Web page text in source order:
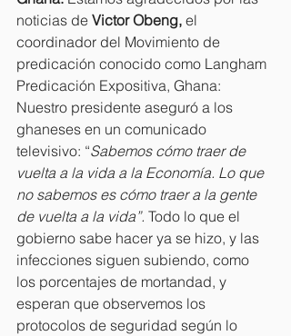
noticias de Victor Obeng, el
coordinador del Movimiento de
predicación conocido como Langham
Predicación Expositiva, Ghana:
Nuestro presidente aseguró a los
ghaneses en un comunicado
televisivo: “Sabemos cómo traer de
vuelta a la vida a la Economía. Lo que
no sabemos es cómo traer a la gente
de vuelta a la vida”. Todo lo que el
gobierno sabe hacer ya se hizo, y las
infecciones siguen subiendo, como
los porcentajes de mortandad, y
esperan que observemos los
protocolos de seguridad según lo